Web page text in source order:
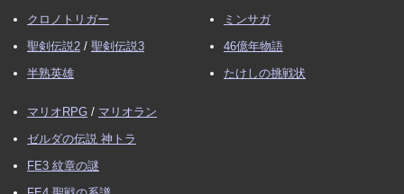
クロノトリガー
聖剣伝説2 / 聖剣伝説3
半熟英雄
ミンサガ
46億年物語
たけしの挑戦状
マリオRPG / マリオラン
ゼルダの伝説 神トラ
FE3 紋章の謎